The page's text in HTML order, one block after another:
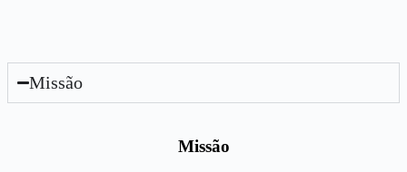
Missão
Missão